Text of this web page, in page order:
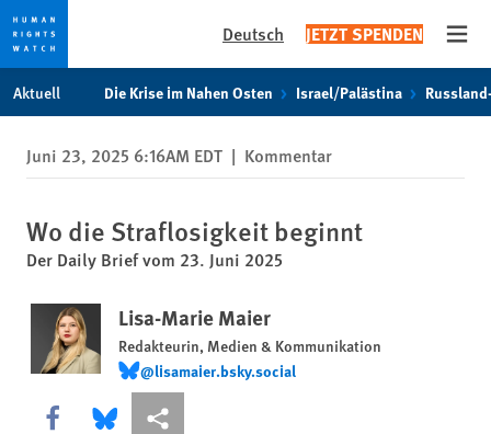
Skip
to
privacy
notice
Skip
to
content
Deutsch JETZT SPENDEN
Aktuell Die Krise im Nahen Osten Israel/Palästina
Juni 23, 2025 6:16AM EDT | Kommentar
Wo die Straflosigkeit beginnt
Der Daily Brief vom 23. Juni 2025
Lisa-Marie Maier
Redakteurin, Medien & Kommunikation
@lisamaier.bsky.social
@lisamaier.bsky.social
Share this via Facebook
Share this via Bluesky
More sharing options